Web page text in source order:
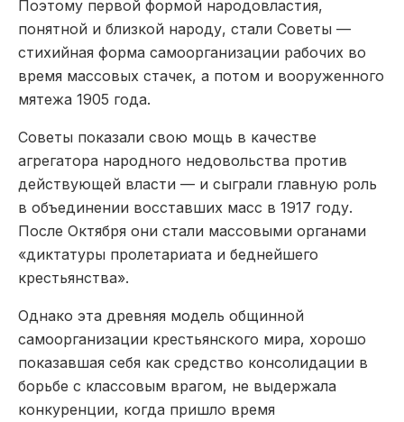
Поэтому первой формой народовластия,
понятной и близкой народу, стали Советы —
стихийная форма самоорганизации рабочих во
время массовых стачек, а потом и вооруженного
мятежа 1905 года.
Советы показали свою мощь в качестве
агрегатора народного недовольства против
действующей власти — и сыграли главную роль
в объединении восставших масс в 1917 году.
После Октября они стали массовыми органами
«диктатуры пролетариата и беднейшего
крестьянства».
Однако эта древняя модель общинной
самоорганизации крестьянского мира, хорошо
показавшая себя как средство консолидации в
борьбе с классовым врагом, не выдержала
конкуренции, когда пришло время